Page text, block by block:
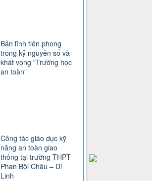
Bản lĩnh tiên phong
trong kỷ nguyên số và
khát vọng "Trường học
an toàn"
Công tác giáo dục kỹ
năng an toàn giao
thông tại trường THPT
Phan Bội Châu – Di
Linh